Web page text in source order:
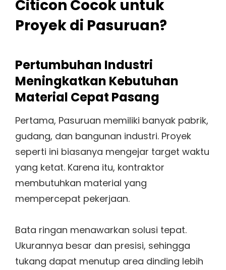
Citicon Cocok untuk
Proyek di Pasuruan?
Pertumbuhan Industri
Meningkatkan Kebutuhan
Material Cepat Pasang
Pertama, Pasuruan memiliki banyak pabrik,
gudang, dan bangunan industri. Proyek
seperti ini biasanya mengejar target waktu
yang ketat. Karena itu, kontraktor
membutuhkan material yang
mempercepat pekerjaan.
Bata ringan menawarkan solusi tepat.
Ukurannya besar dan presisi, sehingga
tukang dapat menutup area dinding lebih